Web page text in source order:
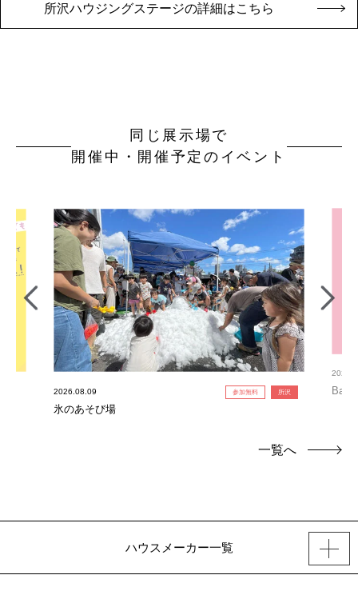
所沢ハウジングステージの詳細はこちら
同じ展示場で
開催中・開催予定のイベント
2026.08.09 参加無料 所沢
氷のあそび場
一覧へ
ハウスメーカー一覧